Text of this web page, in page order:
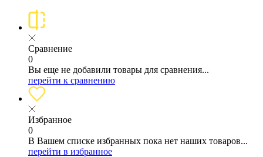
Сравнение
0
Вы еще не добавили товары для сравнения...
перейти к сравнению
Избранное
0
В Вашем списке избранных пока нет наших товаров...
перейти в избранное